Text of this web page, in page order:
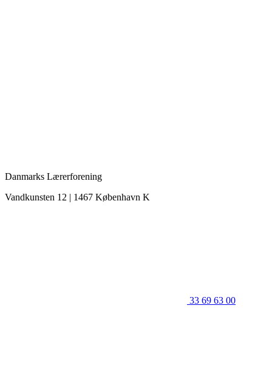
Danmarks Lærerforening
Vandkunsten 12 | 1467 København K
33 69 63 00